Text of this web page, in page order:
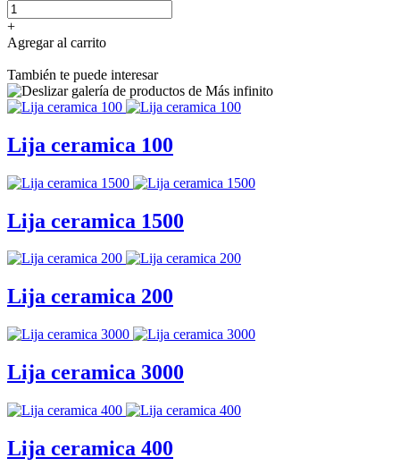
+
Agregar al carrito
También te puede interesar
Lija ceramica 100
Lija ceramica 1500
Lija ceramica 200
Lija ceramica 3000
Lija ceramica 400